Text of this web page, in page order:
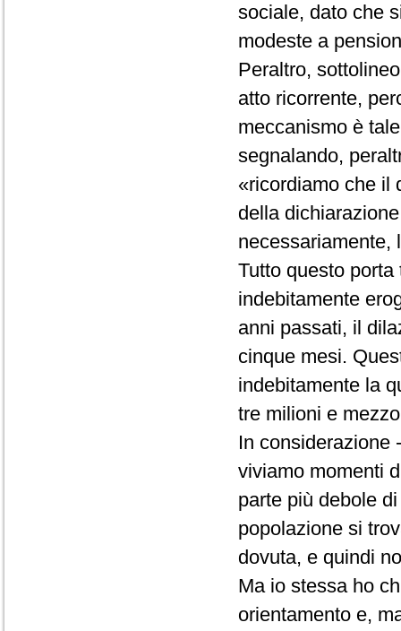
sociale, dato che
modeste a
Peraltro,
atto ricorrente,
meccanismo è
segnalando,
«ricordiamo che il
della
Tutto questo
indebitamente
anni passati, il
cinque mesi.
indebitamente la
tre milioni e
In considerazione
viviamo momenti
parte più debole
popolazione si
dovuta, e quindi
Ma io stessa ho
orientamento e,